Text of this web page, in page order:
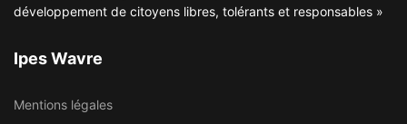
développement de citoyens libres, tolérants et responsables »
Ipes Wavre
Mentions légales